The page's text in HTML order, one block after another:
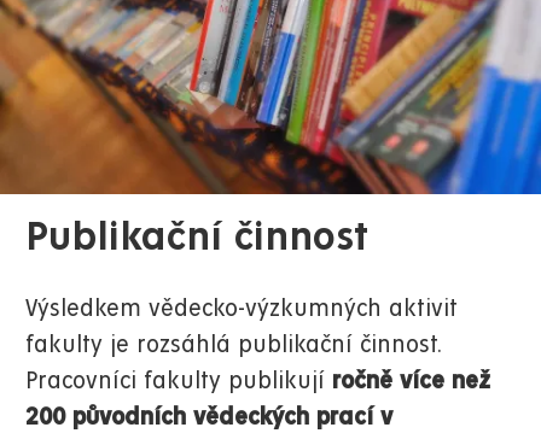
Publikační činnost
Výsledkem vědecko-výzkumných aktivit
fakulty je rozsáhlá publikační činnost.
Pracovníci fakulty publikují ročně více než
200 původních vědeckých prací v